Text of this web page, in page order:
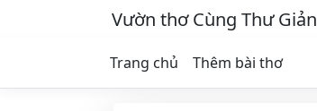
Vườn thơ Cùng Thư Giản
Trang chủ Thêm bài thơ